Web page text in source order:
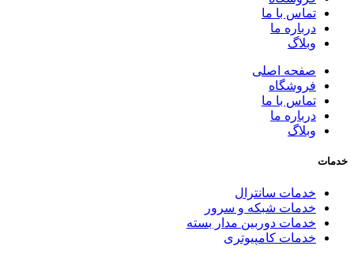
تماس با ما
درباره ما
وبلاگ
صفحه اصلی
فروشگاه
تماس با ما
درباره ما
وبلاگ
خدمات
خدمات سانترال
خدمات شبکه و سرور
خدمات دوربین مدار بسته
خدمات کامپیوتری